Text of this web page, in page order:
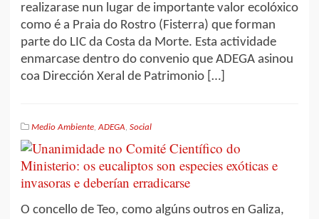
realizarase nun lugar de importante valor ecolóxico
como é a Praia do Rostro (Fisterra) que forman
parte do LIC da Costa da Morte. Esta actividade
enmarcase dentro do convenio que ADEGA asinou
coa Dirección Xeral de Patrimonio […]
Medio Ambiente,ADEGA, Social
O concello de Teo, como algúns outros en Galiza,